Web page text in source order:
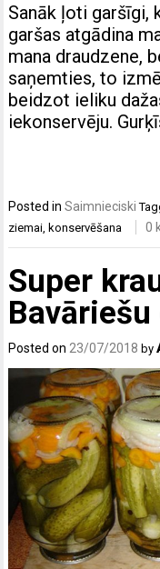
Sanāk ļoti garšīgi,
garšas atgādina
mana draudzene,
saņemties, to
beidzot ieliku
iekonservēju.
Posted inSaimnieciski
ziemai konservēšana 0
Super
Posted on23/07/2018 by